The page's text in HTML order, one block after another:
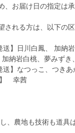
お届け日の指定は承
される方は、以下の
送】日川白鳳、 加納
納岩白桃、夢みずき
送】なつっこ、つき
】 幸茜
、農地も技術も道具